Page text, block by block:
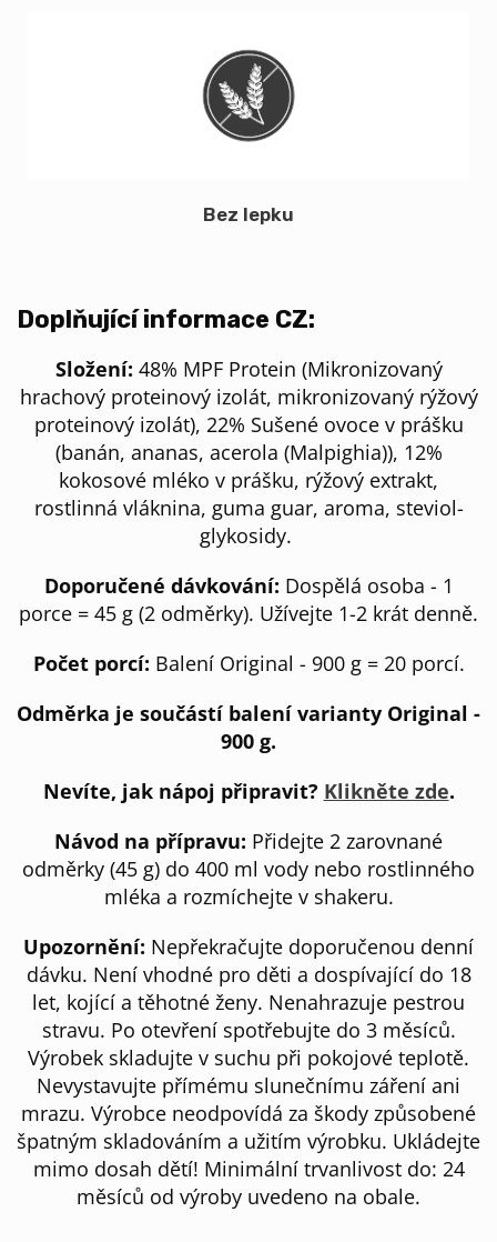
Bez lepku
Doplňující informace CZ:
Složení: 48% MPF Protein (Mikronizovaný
hrachový proteinový izolát, mikronizovaný rýžový
proteinový izolát), 22% Sušené ovoce v prášku
(banán, ananas, acerola (Malpighia)), 12%
kokosové mléko v prášku, rýžový extrakt,
rostlinná vláknina, guma guar, aroma, steviol-
glykosidy.
Doporučené dávkování: Dospělá osoba - 1
porce = 45 g (2 odměrky). Užívejte 1-2 krát denně.
Počet porcí: Balení Original - 900 g = 20 porcí.
Odměrka je součástí balení varianty Original -
900 g.
Nevíte, jak nápoj připravit? Klikněte zde.
Návod na přípravu: Přidejte 2 zarovnané
odměrky (45 g) do 400 ml vody nebo rostlinného
mléka a rozmíchejte v shakeru.
Upozornění: Nepřekračujte doporučenou denní
dávku. Není vhodné pro děti a dospívající do 18
let, kojící a těhotné ženy. Nenahrazuje pestrou
stravu. Po otevření spotřebujte do 3 měsíců.
Výrobek skladujte v suchu při pokojové teplotě.
Nevystavujte přímému slunečnímu záření ani
mrazu. Výrobce neodpovídá za škody způsobené
špatným skladováním a užitím výrobku. Ukládejte
mimo dosah dětí! Minimální trvanlivost do: 24
měsíců od výroby uvedeno na obale.